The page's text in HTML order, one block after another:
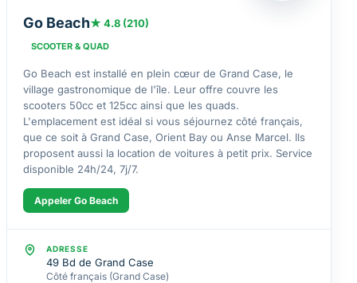
Go Beach★ 4.8 (210)
SCOOTER & QUAD
Go Beach est installé en plein cœur de Grand Case, le
village gastronomique de l'île. Leur offre couvre les
scooters 50cc et 125cc ainsi que les quads.
L'emplacement est idéal si vous séjournez côté français,
que ce soit à Grand Case, Orient Bay ou Anse Marcel. Ils
proposent aussi la location de voitures à petit prix. Service
disponible 24h/24, 7j/7.
Appeler Go Beach
ADRESSE
49 Bd de Grand Case
Côté français (Grand Case)